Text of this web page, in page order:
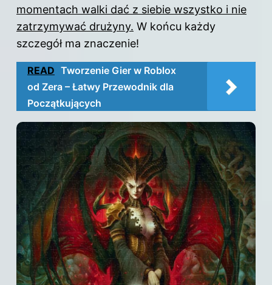
momentach walki dać z siebie wszystko i nie
zatrzymywać drużyny. W końcu każdy
szczegół ma znaczenie!
READ Tworzenie Gier w Roblox
od Zera – Łatwy Przewodnik dla
Początkujących